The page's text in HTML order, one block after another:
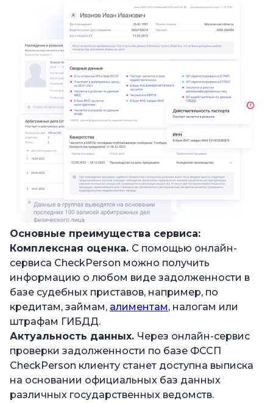
Основные преимущества сервиса:
Комплексная оценка. С помощью онлайн-
сервиса CheckPerson можно получить
информацию о любом виде задолженности в
базе судебных приставов, например, по
кредитам, займам, алиментам, налогам или
штрафам ГИБДД.
Актуальность данных. Через онлайн-сервис
проверки задолженности по базе ФССП
CheckPerson клиенту станет доступна выписка
на основании официальных баз данных
различных государственных ведомств.